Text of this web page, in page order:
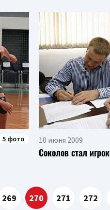
5 фото 10 июня 2009
Соколов стал
269 270 271 272